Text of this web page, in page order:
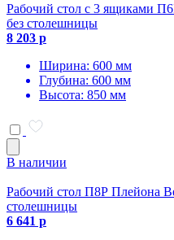
Рабочий стол с 3 ящиками
без столешницы
8 203 р
Ширина: 600 мм
Глубина: 600 мм
Высота: 850 мм
В наличии
Рабочий стол П8Р Плейона
столешницы
6 641 р